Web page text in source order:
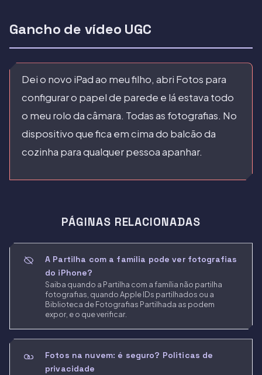
Gancho de vídeo UGC
Dei o novo iPad ao meu filho, abri Fotos para
configurar o papel de parede e lá estava todo
o meu rolo da câmara. Todas as fotografias. No
dispositivo que fica em cima do balcão da
cozinha para qualquer pessoa apanhar.
PÁGINAS RELACIONADAS
A Partilha com a família pode ver fotografias
do iPhone?
Saiba quando a Partilha com a família não partilha
fotografias, quando Apple IDs partilhados ou a
Biblioteca de Fotografias Partilhada as podem
expor, e o que verificar.
Fotos na nuvem: é seguro? Politicas de
privacidade